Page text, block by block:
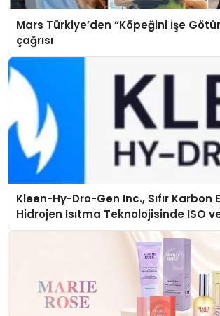
Mars Türkiye’den “Köpeğini İşe
çağrısı
Kleen-Hy-Dro-Gen Inc., Sıfır Karbon
Hidrojen Isıtma Teknolojisinde ISO
Düzenleyici Onaylarını Aldı